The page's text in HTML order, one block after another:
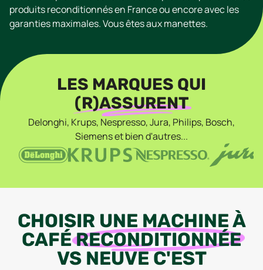
produits reconditionnés en France ou encore avec les
garanties maximales. Vous êtes aux manettes.
LES MARQUES QUI
(R)ASSURENT
Delonghi, Krups, Nespresso, Jura, Philips, Bosch,
Siemens et bien d'autres...
CHOISIR UNE MACHINE À
CAFÉ RECONDITIONNÉE
VS NEUVEC'EST